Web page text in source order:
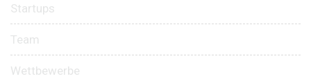
Startups
Team
Wettbewerbe